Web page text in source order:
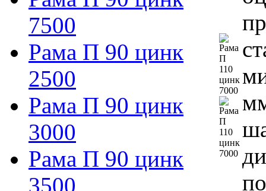
7500
Рама П 90 цинк
2500
Рама П 90 цинк
3000
Рама П 90 цинк
3500